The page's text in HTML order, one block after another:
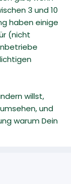
3 und 10
haben einige
(nicht
willst,
und
warum Dein